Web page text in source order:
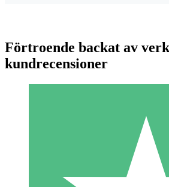
Individuella
Betala per användning med
Förtroende backat av
kundrecensioner